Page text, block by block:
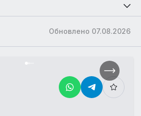
Обновлено 07.08.2026